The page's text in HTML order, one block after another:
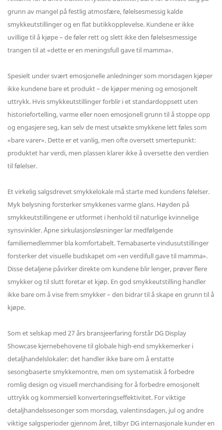
grunn av mangel på festlig atmosfære, følelsesmessig kalde
smykkeutstillinger og en flat butikkopplevelse. Kundene er ikke
uvillige til å kjøpe – de føler rett og slett ikke den følelsesmessige
trangen til at «dette er en meningsfull gave til mamma».
Spesielt under svært emosjonelle anledninger som morsdagen kjøper
ikke kundene bare et produkt – de kjøper mening og emosjonelt
uttrykk. Hvis smykkeutstillinger forblir i et standardoppsett uten
historiefortelling, varme eller noen emosjonell grunn til å stoppe opp
og engasjere seg, kan selv de mest utsøkte smykkene lett føles som
«bare varer». Dette er et vanlig, men ofte oversett smertepunkt:
produktet har verdi, men plassen klarer ikke å oversette den verdien
til følelser.
Et virkelig salgsdrevet smykkelokale må starte med kundens følelser.
Myk belysning forsterker smykkenes varme glans. Høyden på
smykkeutstillingene er utformet i henhold til naturlige kvinnelige
synsvinkler. Åpne sirkulasjonsløsninger lar medfølgende
familiemedlemmer bla komfortabelt. Temabaserte vindusutstillinger
forsterker det visuelle budskapet om «en verdifull gave til mamma».
Disse detaljene påvirker direkte om kundene blir lenger, prøver flere
smykker og til slutt foretar et kjøp. En god smykkeutstilling handler
ikke bare om å vise frem smykker – den bidrar til å skape en grunn til å
kjøpe.
Som et selskap med 27 års bransjeerfaring forstår DG Display
Showcase kjernebehovene til globale high-end smykkemerker i
detaljhandelslokaler: det handler ikke bare om å erstatte
sesongbaserte smykkemontre, men om systematisk å forbedre
romlig design og visuell merchandising for å forbedre emosjonelt
uttrykk og kommersiell konverteringseffektivitet. For viktige
detaljhandelssesonger som morsdag, valentinsdagen, jul og andre
viktige salgsperioder gjennom året, tilbyr DG internasjonale kunder en